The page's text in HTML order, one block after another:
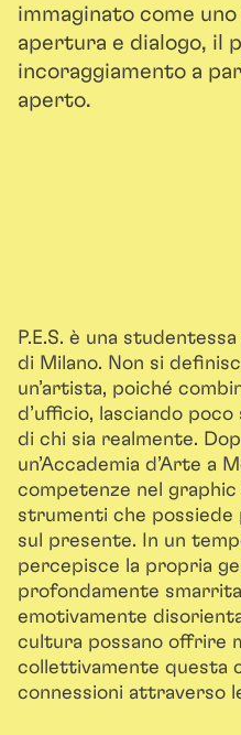
immaginato come
apertura e dialogo, il
incoraggiamento a
aperto.
P.E.S. è una
di Milano. Non si
un’artista, poiché
d’ufficio, lasciando
di chi sia realmente.
un’Accademia d’Arte a
competenze nel
strumenti che
sul presente. In un
percepisce la propria
profondamente
emotivamente
cultura possano offrire
collettivamente questa
connessioni attraverso